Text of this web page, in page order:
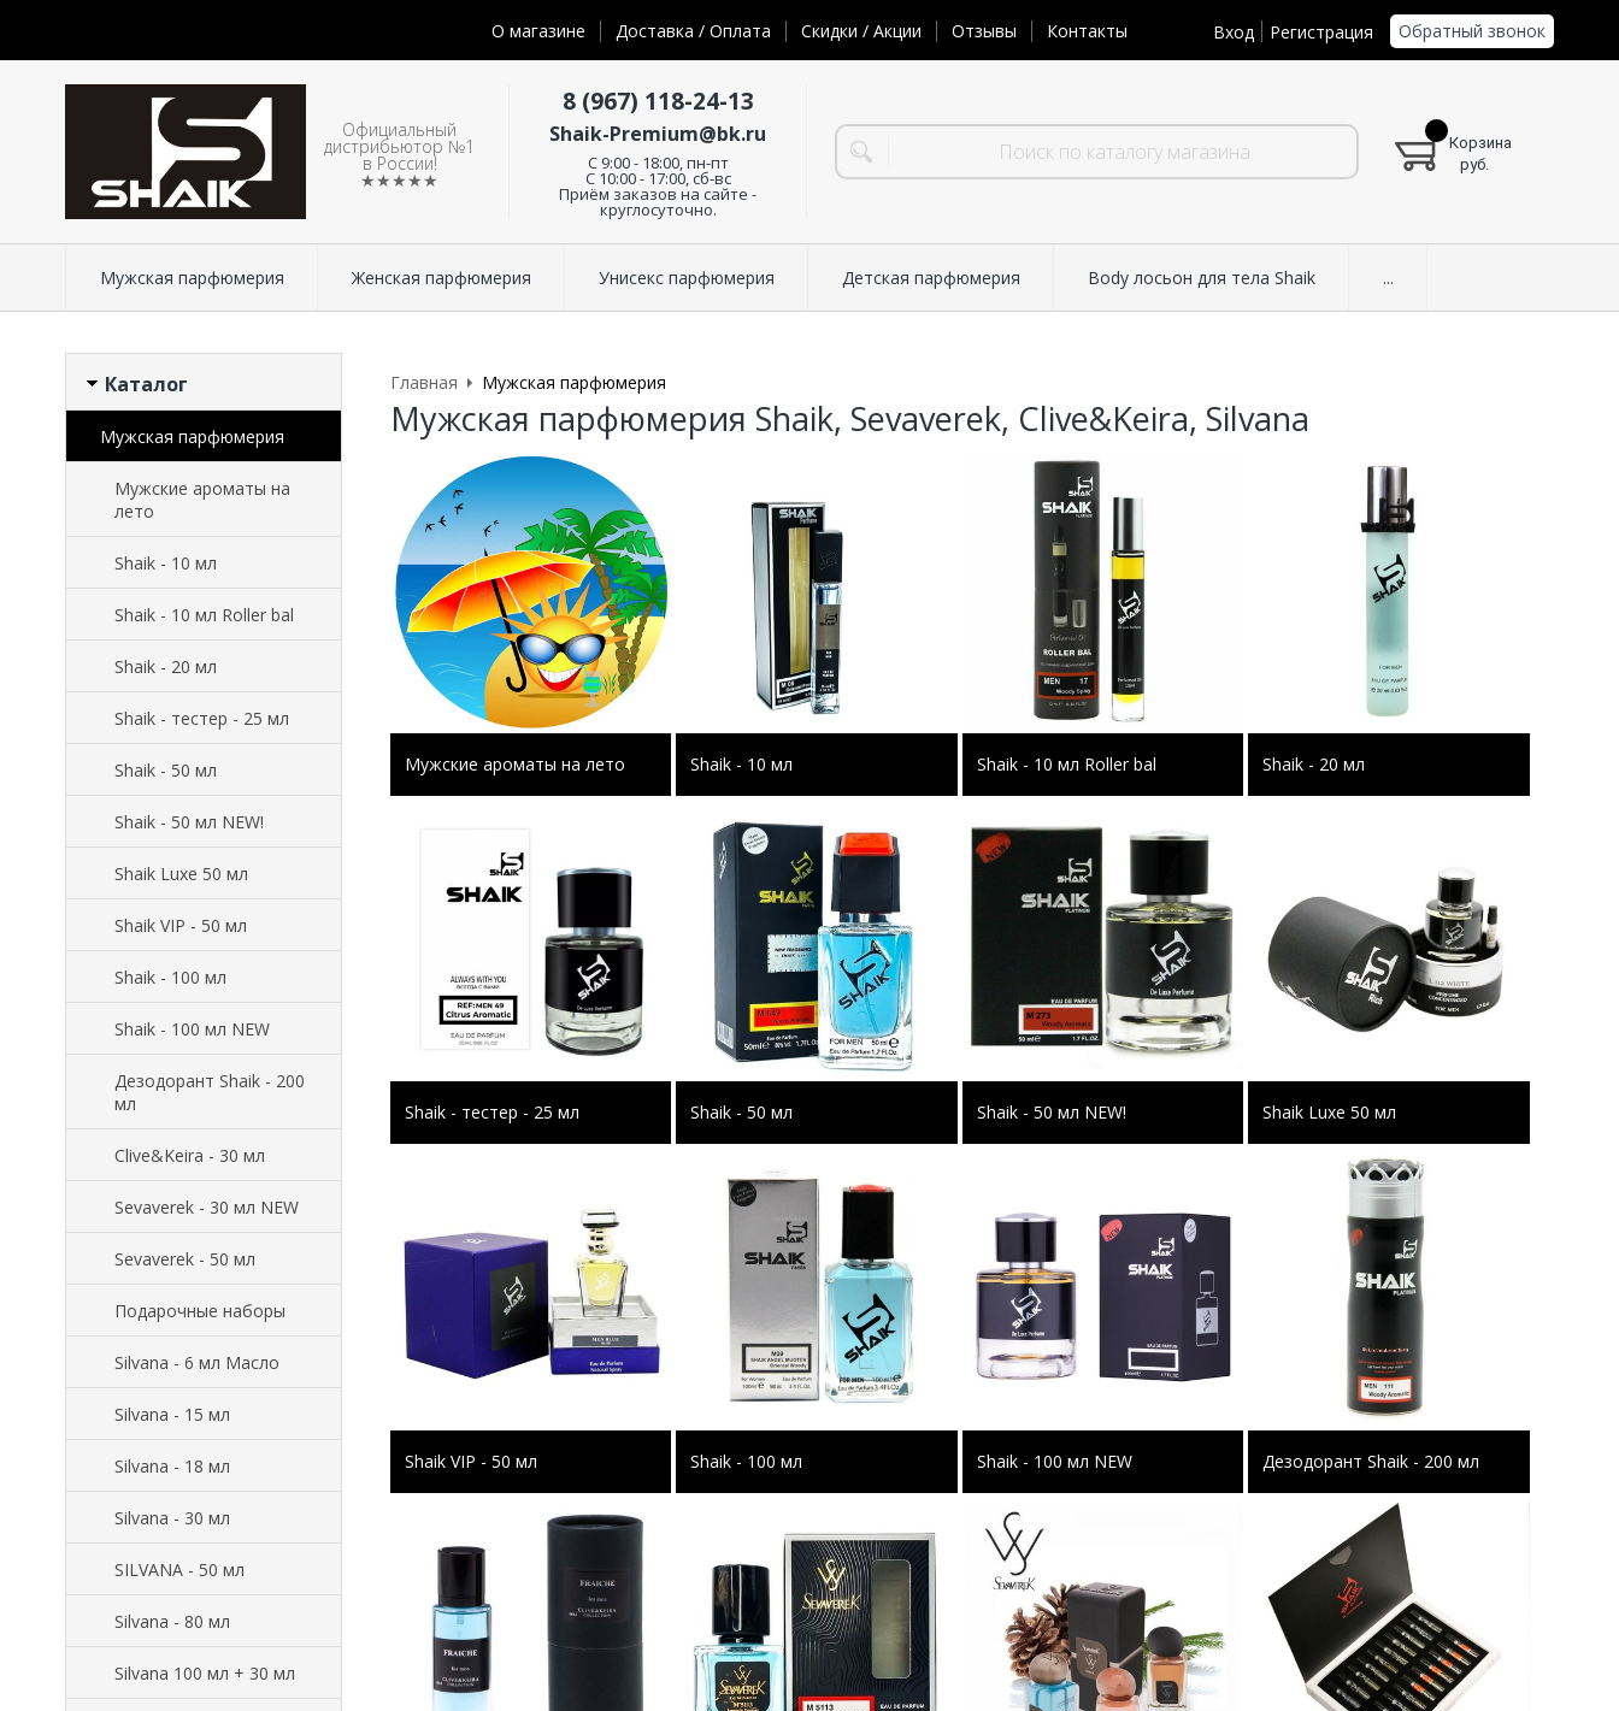
О магазине Доставка / Оплата Скидки / Акции Отзывы Контакты Вход Регистрация Обратный звонок
Официальный
дистрибьютор №1
в России!
★★★★★
8 (967) 118-24-13
Shaik-Premium@bk.ru
C 9:00 - 18:00, пн-пт
С 10:00 - 17:00, сб-вс
Приём заказов на сайте -
круглосуточно.
Корзина
руб.
Мужская парфюмерия Женская парфюмерия Унисекс парфюмерия Детская парфюмерия Body лосьон для тела Shaik ...
Каталог
Мужская парфюмерия
Мужские ароматы на
лето
Shaik - 10 мл
Shaik - 10 мл Roller bal
Shaik - 20 мл
Shaik - тестер - 25 мл
Shaik - 50 мл
Shaik - 50 мл NEW!
Shaik Luxe 50 мл
Shaik VIP - 50 мл
Shaik - 100 мл
Shaik - 100 мл NEW
Дезодорант Shaik - 200
мл
Clive&Keira - 30 мл
Sevaverek - 30 мл NEW
Sevaverek - 50 мл
Подарочные наборы
Silvana - 6 мл Масло
Silvana - 15 мл
Silvana - 18 мл
Silvana - 30 мл
SILVANA - 50 мл
Silvana - 80 мл
Silvana 100 мл + 30 мл
Главная Мужская парфюмерия
Мужская парфюмерия Shaik, Sevaverek, Clive&Keira, Silvana
Мужские ароматы на лето Shaik - 10 мл Shaik - 10 мл Roller bal Shaik - 20 мл
Shaik - тестер - 25 мл Shaik - 50 мл Shaik - 50 мл NEW! Shaik Luxe 50 мл
Shaik VIP - 50 мл Shaik - 100 мл Shaik - 100 мл NEW Дезодорант Shaik - 200 мл